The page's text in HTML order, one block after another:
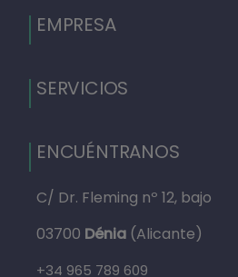
EMPRESA
SERVICIOS
ENCUÉNTRANOS
C/ Dr. Fleming nº 12, bajo
03700 Dénia (Alicante)
+34 965 789 609